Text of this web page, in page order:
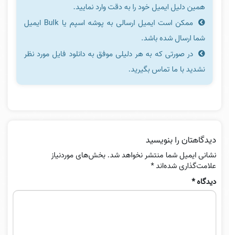
همین دلیل ایمیل خود را به دقت وارد نمایید.
ممکن است ایمیل ارسالی به پوشه اسپم یا Bulk ایمیل
شما ارسال شده باشد.
در صورتی که به هر دلیلی موفق به دانلود فایل مورد نظر
نشدید با ما تماس بگیرید.
دیدگاهتان را بنویسید
نشانی ایمیل شما منتشر نخواهد شد. بخش‌های موردنیاز
علامت‌گذاری شده‌اند*
دیدگاه*